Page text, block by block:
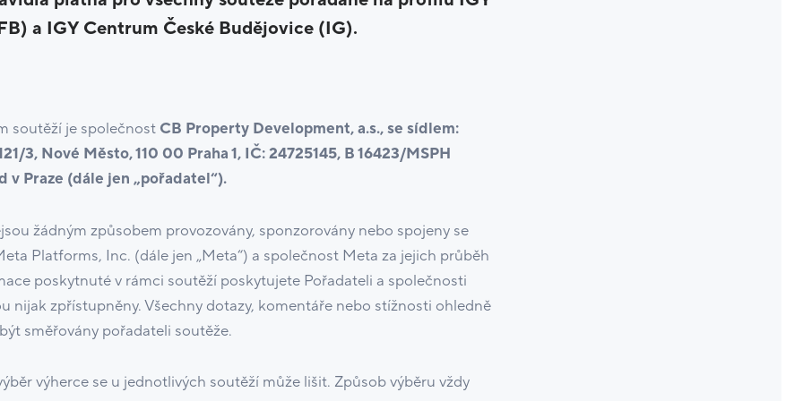
a IGY Centrum České Budějovice (IG).
soutěží je společnost CB Property Development, a.s., se sídlem:
3, Nové Město, 110 00 Praha 1, IČ: 24725145, B 16423/MSPH
v Praze (dále jen „pořadatel“).
žádným způsobem provozovány, sponzorovány nebo spojeny se
Platforms, Inc. (dále jen „Meta“) a společnost Meta za jejich průběh
poskytnuté v rámci soutěží poskytujete Pořadateli a společnosti
nijak zpřístupněny. Všechny dotazy, komentáře nebo stížnosti ohledně
směřovány pořadateli soutěže.
výherce se u jednotlivých soutěží může lišit. Způsob výběru vždy